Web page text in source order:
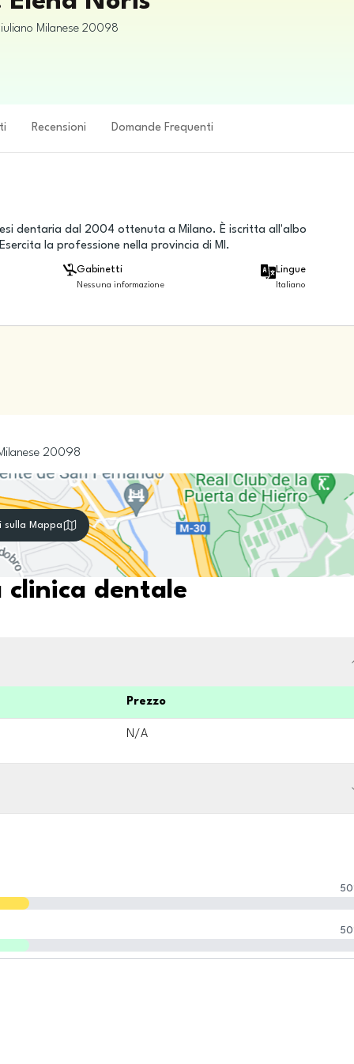
Milanese 20098
Recensioni Domande Frequenti
dentaria dal 2004 ottenuta a Milano. È iscritta all'albo
la professione nella provincia di MI.
Gabinetti
Nessuna informazione
Lingue
Italiano
20098
sulla Mappa
dentale
Prezzo
N/A
50
50